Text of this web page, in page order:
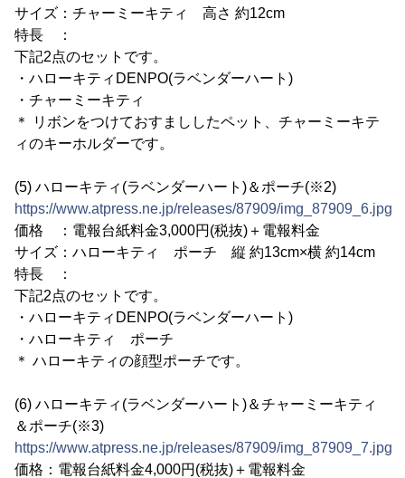
サイズ：チャーミーキティ 高さ 約12cm
特長 ：
下記2点のセットです。
・ハローキティDENPO(ラベンダーハート)
・チャーミーキティ
＊ リボンをつけておすまししたペット、チャーミーキテ
ィのキーホルダーです。
(5) ハローキティ(ラベンダーハート)＆ポーチ(※2)
https://www.atpress.ne.jp/releases/87909/img_87909_6.jpg
価格 ：電報台紙料金3,000円(税抜)＋電報料金
サイズ：ハローキティ ポーチ 縦 約13cm×横 約14cm
特長 ：
下記2点のセットです。
・ハローキティDENPO(ラベンダーハート)
・ハローキティ ポーチ
＊ ハローキティの顔型ポーチです。
(6) ハローキティ(ラベンダーハート)＆チャーミーキティ
＆ポーチ(※3)
https://www.atpress.ne.jp/releases/87909/img_87909_7.jpg
価格：電報台紙料金4,000円(税抜)＋電報料金